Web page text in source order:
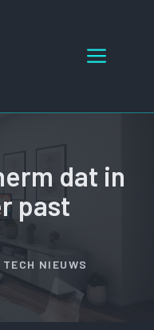
Menu
dat in
past
TECH NIEUWS